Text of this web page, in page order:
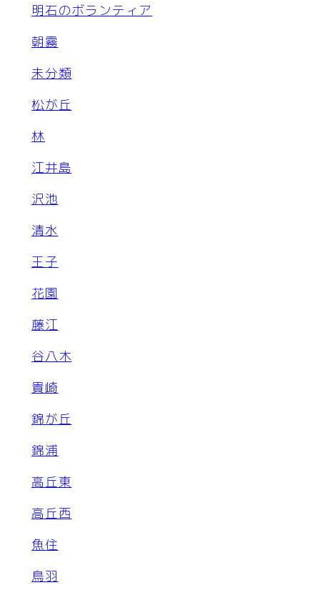
明石のボランティア
朝霧
未分類
松が丘
林
江井島
沢池
清水
王子
花園
藤江
谷八木
貴崎
錦が丘
錦浦
高丘東
高丘西
魚住
鳥羽